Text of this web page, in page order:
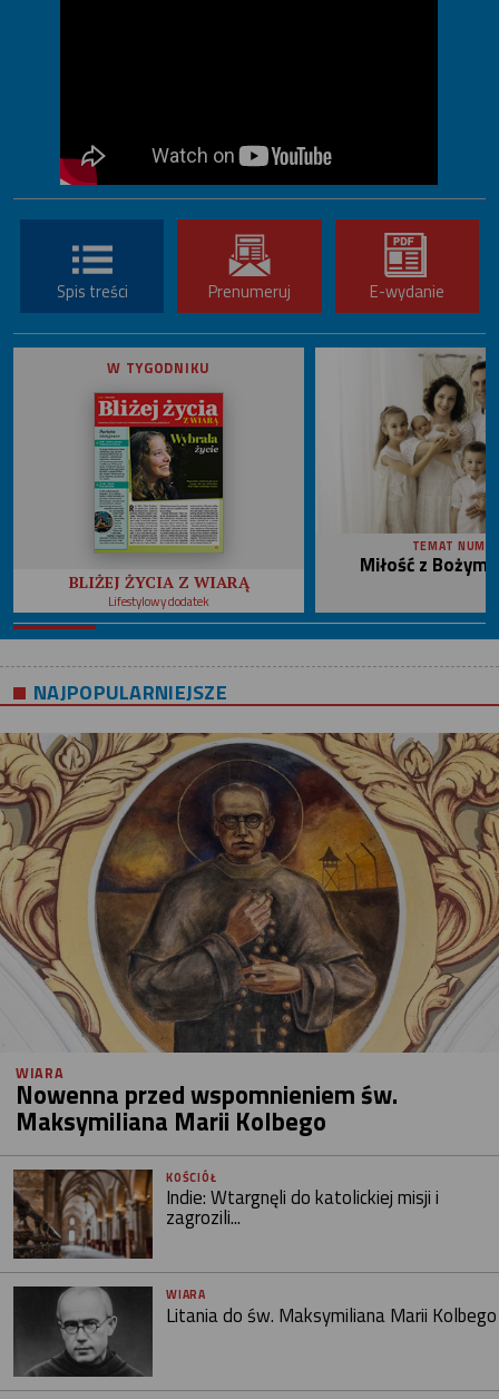
Spis treści Prenumeruj E-wydanie
W TYGODNIKU
BLIŻEJ ŻYCIA Z WIARĄ
Lifestylowy dodatek
TEMAT
Miłość z
NAJPOPULARNIEJSZE
WIARA
Nowenna przed wspomnieniem św.
Maksymiliana Marii Kolbego
KOŚCIÓŁ
Indie: Wtargnęli do katolickiej misji i
zagrozili...
WIARA
Litania do św. Maksymiliana Marii Kolbego